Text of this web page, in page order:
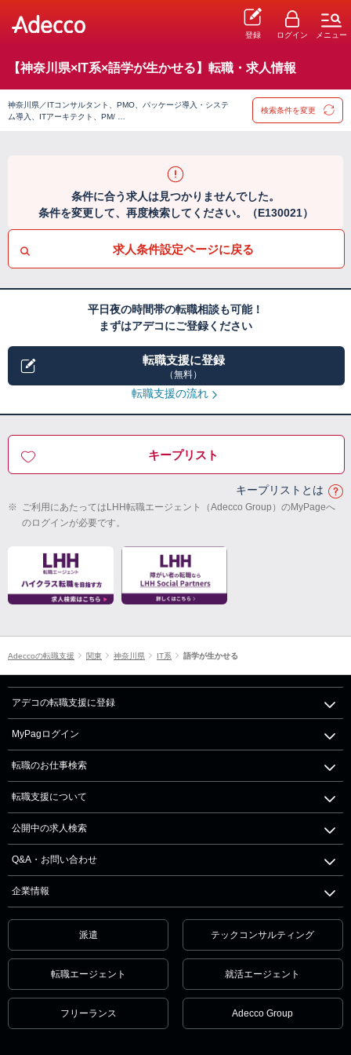
登録 ログイン メニュー
【神奈川県×IT系×語学が生かせる】転職・求人情報
神奈川県／ITコンサルタント、PMO、パッケージ導入・システ
ム導入、ITアーキテクト、PM/ …
検索条件を変更
条件に合う求人は見つかりませんでした。
条件を変更して、再度検索してください。（E130021）
求人条件設定ページに戻る
平日夜の時間帯の転職相談も可能！
まずはアデコにご登録ください
転職支援に登録
（無料）
転職支援の流れ
キープリスト
キープリストとは
※ ご利用にあたってはLHH転職エージェント（Adecco Group）のMyPageへ
のログインが必要です。
Adeccoの転職支援 関東 神奈川県 IT系 語学が生かせる
アデコの転職支援に登録
MyPagログイン
転職のお仕事検索
転職支援について
公開中の求人検索
Q&A・お問い合わせ
企業情報
派遣 テックコンサルティング
転職エージェント 就活エージェント
フリーランス Adecco Group